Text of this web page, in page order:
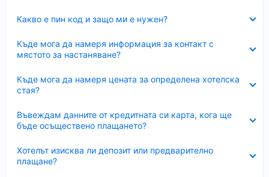
Какво е пин код и защо ми е нужен?
Къде мога да намеря информация за контакт с
мястото за настаняване?
Къде мога да намеря цената за определена хотелска
стая?
Въвеждам данните от кредитната си карта, кога ще
бъде осъществено плащането?
Хотелът изисква ли депозит или предварително
плащане?